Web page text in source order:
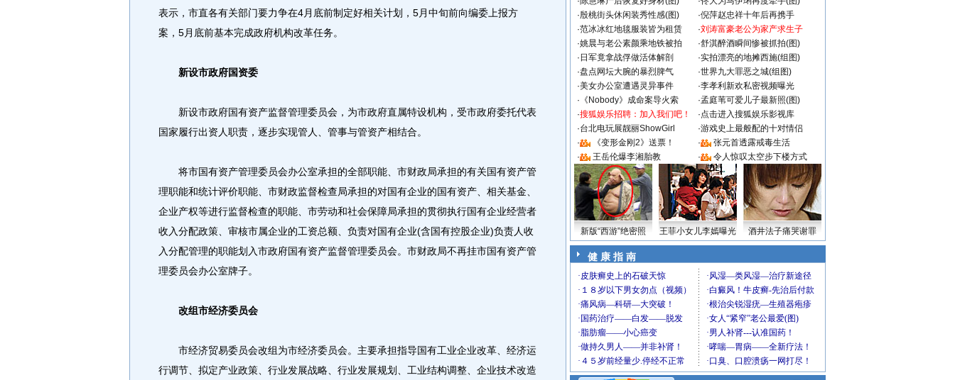
表示，市直各有关部门要力争在4月底前制定好相关计划，5月中旬前向编委上报方
案，5月底前基本完成政府机构改革任务。
新设市政府国资委
新设市政府国有资产监督管理委员会，为市政府直属特设机构，受市政府委托代表
国家履行出资人职责，逐步实现管人、管事与管资产相结合。
将市国有资产管理委员会办公室承担的全部职能、市财政局承担的有关国有资产管
理职能和统计评价职能、市财政监督检查局承担的对国有企业的国有资产、相关基金、
企业产权等进行监督检查的职能、市劳动和社会保障局承担的贯彻执行国有企业经营者
收入分配政策、审核市属企业的工资总额、负责对国有企业(含国有控股企业)负责人收
入分配管理的职能划入市政府国有资产监督管理委员会。市财政局不再挂市国有资产管
理委员会办公室牌子。
改组市经济委员会
市经济贸易委员会改组为市经济委员会。主要承担指导国有工业企业改革、经济运
行调节、拟定产业政策、行业发展战略、行业发展规划、工业结构调整、企业技术改造
·殷桃街头休闲装秀性感(图) ·倪萍赵忠祥十年后再携手
·范冰冰红地毯服装皆为租赁 ·刘涛富豪老公为家产求生子
·姚晨与老公素颜乘地铁被拍 ·舒淇醉酒瞬间惨被抓拍(图)
· 日军竟拿战俘做活体解剖 ·实拍漂亮的地摊西施(组图)
·盘点网坛大腕的暴烈脾气 ·世界九大罪恶之城(组图)
·美女办公室遭遇灵异事件 ·李孝利新欢私密视频曝光
· 《Nobody》成命案导火索 ·孟庭苇可爱儿子最新照(图)
·搜狐娱乐招聘：加入我们吧！ ·点击进入搜狐娱乐影视库
·台北电玩展靓丽ShowGirl ·游戏史上最般配的十对情侣
·
《变形金刚2》送票！ ·
张元首透露戒毒生活
·
王岳伦爆李湘胎教 · 令人惊叹太空步下楼方式
新版“西游”绝密照 王菲小女儿李嫣曝光 酒井法子痛哭谢罪
健 康 指 南